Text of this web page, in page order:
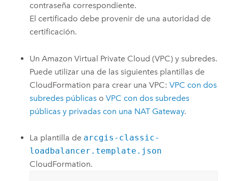
contraseña correspondiente.
El certificado debe provenir de una autoridad de
certificación.
UnAmazon Virtual Private Cloud (VPC) y subredes.
Puede utilizar una de las siguientes plantillas de
CloudFormation para crear unaVPC:VPC con dos
subredes públicas oVPC con dos subredes
públicas y privadas con una NAT Gateway.
La plantilla de arcgis-classic-
loadbalancer.template.json
CloudFormation.